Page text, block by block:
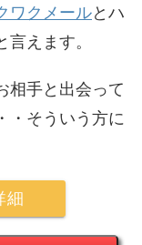
ワクメールとハ
えます。
相手と出会って
・そういう方に
細